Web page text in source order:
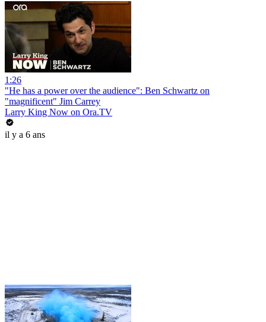
1:26
"He has a power over the audience": Ben Schwartz on
"magnificent" Jim Carrey
Larry King Now on Ora.TV
il y a 6 ans